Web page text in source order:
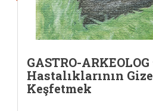
GASTRO-
Hastalıklarının
Keşfetmek